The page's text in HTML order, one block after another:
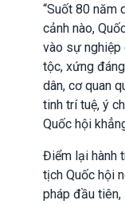
“Suốt 80 năm
cảnh nào,
vào sự nghiệp
tộc, xứng
dân, cơ quan
tinh trí tuệ, ý
Quốc hội
Điểm lại hành
tịch Quốc hội
pháp đầu tiên,